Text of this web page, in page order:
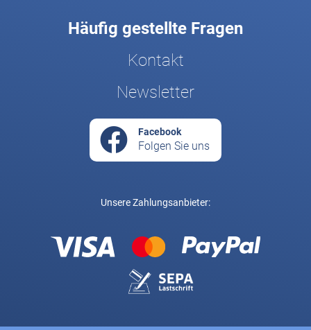
Häufig gestellte Fragen
Kontakt
Newsletter
Facebook
Folgen Sie uns
Unsere Zahlungsanbieter: